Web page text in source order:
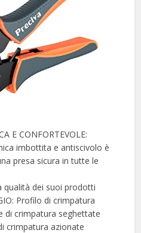
E CONFORTEVOLE:
imbottita e antiscivolo è
presa sicura in tutte le
qualità dei suoi prodotti
Profilo di crimpatura
di crimpatura seghettate
crimpatura azionate